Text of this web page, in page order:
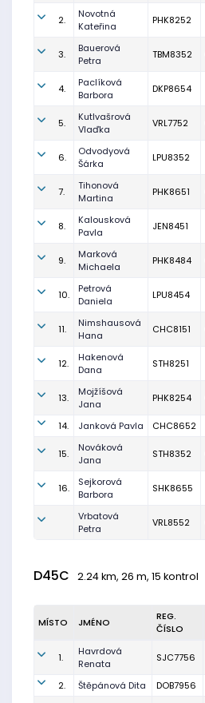
2.
Novotná
Kateřina
PHK8252
3.
Bauerová
Petra
TBM8352
4.
Paclíková
Barbora
DKP8654
5.
Kutlvašrová
Vlaďka
VRL7752
6.
Odvodyová
Šárka
LPU8352
7.
Tihonová
Martina
PHK8651
8.
Kalousková
Pavla
JEN8451
9.
Marková
Michaela
PHK8484
10.
Petrová
Daniela
LPU8454
11.
Nimshausová
Hana
CHC8151
12.
Hakenová
Dana
STH8251
13.
Mojžíšová
Jana
PHK8254
14. Janková Pavla CHC8652
15.
Nováková
Jana
STH8352
16.
Sejkorová
Barbora
SHK8655
Vrbatová
Petra
VRL8552
D45C 2.24 km, 26 m, 15 kontrol
MÍSTO JMÉNO
REG.
ČÍSLO
1.
Havrdová
Renata
SJC7756
2. Štěpánová Dita DOB7956